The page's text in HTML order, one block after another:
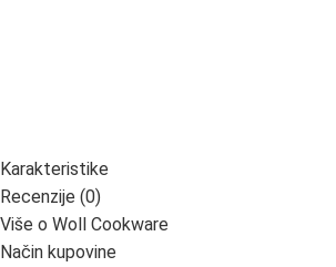
Karakteristike
Recenzije (0)
Više o Woll Cookware
Način kupovine